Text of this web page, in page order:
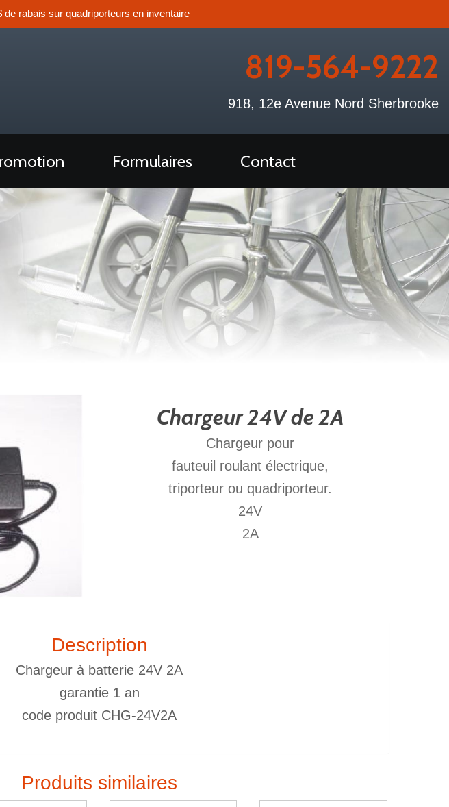
rabais sur quadriporteurs en inventaire
819-564-9222
918, 12e Avenue Nord Sherbrooke
Formulaires Contact
Chargeur 24V de 2A
Chargeur pour
fauteuil roulant électrique,
triporteur ou quadriporteur.
24V
2A
Description
Chargeur à batterie 24V 2A
garantie 1 an
code produit CHG-24V2A
Produits similaires